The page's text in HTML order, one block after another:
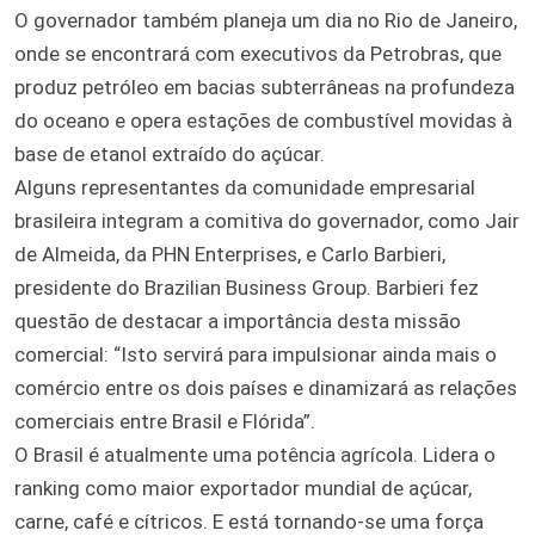
O governador também planeja um dia no Rio de Janeiro,
onde se encontrará com executivos da Petrobras, que
produz petróleo em bacias subterrâneas na profundeza
do oceano e opera estações de combustível movidas à
base de etanol extraído do açúcar.
Alguns representantes da comunidade empresarial
brasileira integram a comitiva do governador, como Jair
de Almeida, da PHN Enterprises, e Carlo Barbieri,
presidente do Brazilian Business Group. Barbieri fez
questão de destacar a importância desta missão
comercial: “Isto servirá para impulsionar ainda mais o
comércio entre os dois países e dinamizará as relações
comerciais entre Brasil e Flórida”.
O Brasil é atualmente uma potência agrícola. Lidera o
ranking como maior exportador mundial de açúcar,
carne, café e cítricos. E está tornando-se uma força